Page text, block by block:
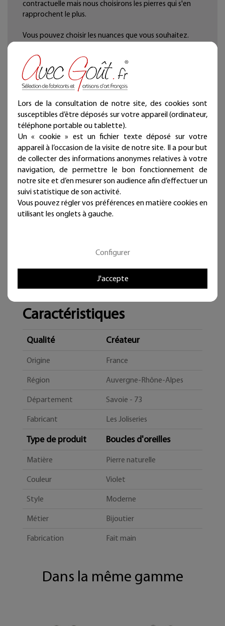
contractuelle mais nous choisirons les pierres qui s'en
rapprochent le plus.
Vous pouvez choisir les nuances que vous souhaitez.
L'améthyste utilisée est totalement naturelle, elle a des
incrustations de quartz qui lui donnent de jolies
variations de couleurs entre le violet foncé et
transparent et le violet clair et mat.
On dit que l'améthyste purifie, protège et envoie des
ondes positives.
Caractéristiques
Qualité Créateur
Origine France
Région Auvergne-Rhône-Alpes
Département Savoie - 73
Fabricant Les Joliseries
Type de produit Boucles d'oreilles
Matière Pierre naturelle
Couleur Violet
Style Moderne
Métier Bijoutier
Fabrication Fait main
Dans la même gamme
Lors de la consultation de notre site, des cookies sont
susceptibles d’être déposés sur votre appareil (ordinateur,
téléphone portable ou tablette).
Un « cookie » est un fichier texte déposé sur votre
appareil à l’occasion de la visite de notre site. Il a pour but
de collecter des informations anonymes relatives à votre
navigation, de permettre le bon fonctionnement de
notre site et d’en mesurer son audience afin d’effectuer un
suivi statistique de son activité.
Vous pouvez régler vos préférences en matière cookies en
utilisant les onglets à gauche.
Configurer
J'accepte